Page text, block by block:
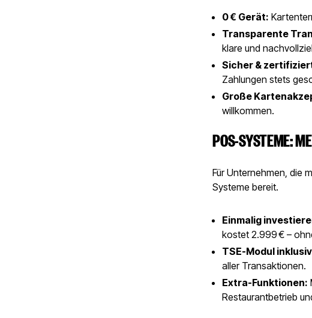
0 € Gerät:
Transparente
klare und
Sicher &
Zahlungen stets
Große
willkommen.
POS-SYSTEME:
Für Unternehmen, die
Systeme bereit.
Einmalig
kostet 2.999 € –
TSE-Modul
aller Transaktionen.
Extra-Funktionen:
Restaurantbetrieb